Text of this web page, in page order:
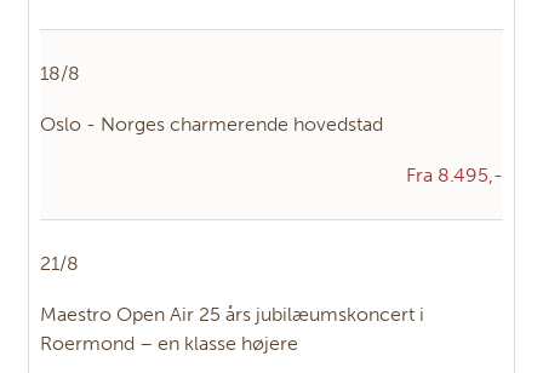
18/8
Oslo - Norges charmerende hovedstad
Fra 8.495,-
21/8
Maestro Open Air 25 års jubilæumskoncert i
Roermond – en klasse højere